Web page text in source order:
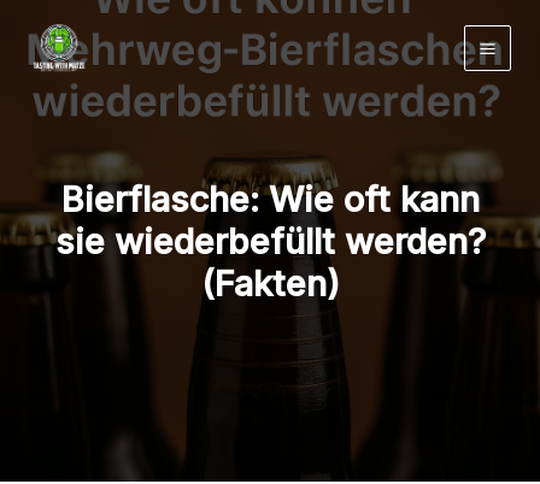
Inhalt
springen
Bierflasche: Wie oft kann
sie wiederbefüllt werden?
(Fakten)